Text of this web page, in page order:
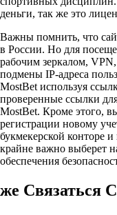
деньги, так же это
Важны помнить, что
в России. Но для
рабочим зеркалом,
подмены IP-адреса
MostBet используя
проверенные ссылки
MostBet. Кроме этого,
регистрации новому
букмекерской конторе
крайне важно выберет
обеспечения
же Связаться